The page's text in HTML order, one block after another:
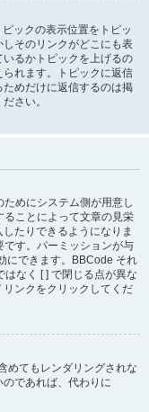
ックの表示位置をトピッ
そのリンクがどこにも表
るかトピックを上げるの
れます。トピックに返信
めだけに返信するのは掲
さい。
めにシステム側が用意し
ことによって文章の見栄
たりできるようになりま
す。パーミッションが与
にできます。BBCode それ
なく [ ] で閉じる点が異な
リンクをクリックしてくだ
めてもレンダリングされな
であれば、代わりに